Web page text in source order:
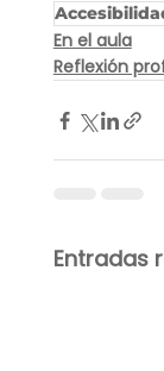
En el aula
Reflexión
Entradas